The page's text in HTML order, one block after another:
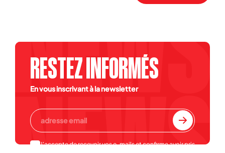
RESTEZ INFORMÉS
En vous inscrivant à la newsletter
J'accepte de recevoir vos e-mails et confirme avoir pris